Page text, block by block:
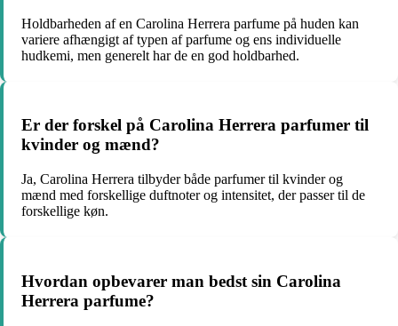
Holdbarheden af en Carolina Herrera parfume på huden kan
variere afhængigt af typen af parfume og ens individuelle
hudkemi, men generelt har de en god holdbarhed.
Er der forskel på Carolina Herrera parfumer til
kvinder og mænd?
Ja, Carolina Herrera tilbyder både parfumer til kvinder og
mænd med forskellige duftnoter og intensitet, der passer til de
forskellige køn.
Hvordan opbevarer man bedst sin Carolina
Herrera parfume?